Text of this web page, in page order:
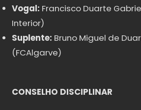
Vogal: Francisco Duarte
Interior)
Suplente: Bruno Miguel de
(FCAlgarve)
CONSELHO DISCIPLINAR